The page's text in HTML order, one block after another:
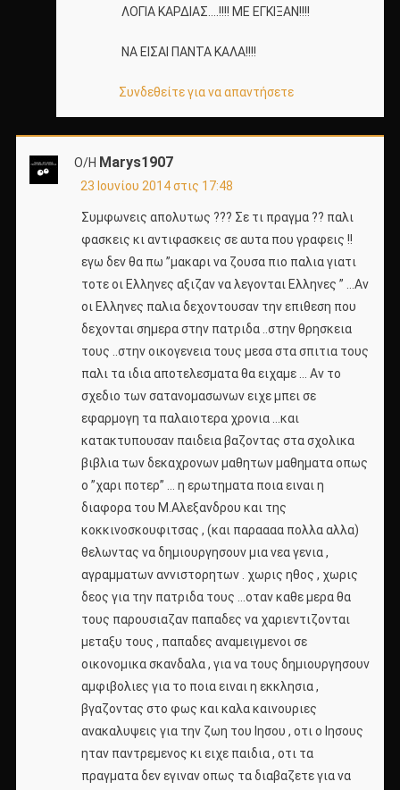
ΛΟΓΙΑ ΚΑΡΔΙΑΣ….!!!! ΜΕ ΕΓΚΙΞΑΝ!!!!
ΝΑ ΕΙΣΑΙ ΠΑΝΤΑ ΚΑΛΑ!!!!
Συνδεθείτε για να απαντήσετε
Ο/Η Marys1907
23 Ιουνίου 2014 στις 17:48
Συμφωνεις απολυτως ??? Σε τι πραγμα ?? παλι
φασκεις κι αντιφασκεις σε αυτα που γραφεις !!
εγω δεν θα πω ”μακαρι να ζουσα πιο παλια γιατι
τοτε οι Ελληνες αξιζαν να λεγονται Ελληνες ” …Αν
οι Ελληνες παλια δεχοντουσαν την επιθεση που
δεχονται σημερα στην πατριδα ..στην θρησκεια
τους ..στην οικογενεια τους μεσα στα σπιτια τους
παλι τα ιδια αποτελεσματα θα ειχαμε … Αν το
σχεδιο των σατανομασωνων ειχε μπει σε
εφαρμογη τα παλαιοτερα χρονια …και
κατακτυπουσαν παιδεια βαζοντας στα σχολικα
βιβλια των δεκαχρονων μαθητων μαθηματα οπως
ο ”χαρι ποτερ” … η ερωτηματα ποια ειναι η
διαφορα του Μ.Αλεξανδρου και της
κοκκινοσκουφιτσας , (και παραααα πολλα αλλα)
θελωντας να δημιουργησουν μια νεα γενια ,
αγραμματων αννιστορητων . χωρις ηθος , χωρις
δεος για την πατριδα τους …οταν καθε μερα θα
τους παρουσιαζαν παπαδες να χαριεντιζονται
μεταξυ τους , παπαδες αναμειγμενοι σε
οικονομικα σκανδαλα , για να τους δημιουργησουν
αμφιβολιες για το ποια ειναι η εκκλησια ,
βγαζοντας στο φως και καλα καινουριες
ανακαλυψεις για την ζωη του Ιησου , οτι ο Ιησους
ηταν παντρεμενος κι ειχε παιδια , οτι τα
πραγματα δεν εγιναν οπως τα διαβαζετε για να